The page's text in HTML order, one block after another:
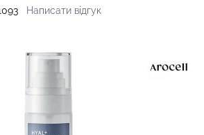
Написати відгук